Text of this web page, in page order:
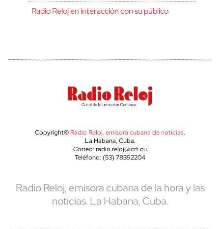
Radio Reloj en interacción con su público
Copyright© Radio Reloj, emisora cubana de noticias.
La Habana, Cuba.
Correo: radio.reloj@icrt.cu
Teléfono: (53) 78392204
Radio Reloj, emisora cubana de la hora y las
noticias. La Habana, Cuba.